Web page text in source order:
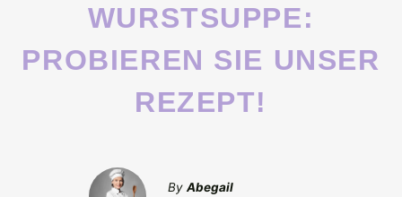
WURSTSUPPE:
PROBIEREN SIE UNSER
REZEPT!
By Abegail